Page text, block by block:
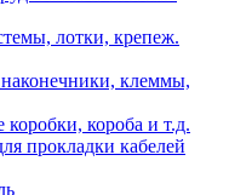
лотки, крепеж.
клеммы,
коробки, короба и т.д.
прокладки кабелей